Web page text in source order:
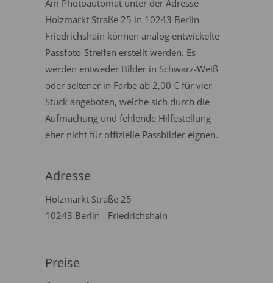
Am Photoautomat unter der Adresse
Holzmarkt Straße 25 in 10243 Berlin
Friedrichshain können analog entwickelte
Passfoto-Streifen erstellt werden. Es
werden entweder Bilder in Schwarz-Weiß
oder seltener in Farbe ab 2,00 € für vier
Stück angeboten, welche sich durch die
Aufmachung und fehlende Hilfestellung
eher nicht für offizielle Passbilder eignen.
Adresse
Holzmarkt Straße 25
10243 Berlin - Friedrichshain
Preise